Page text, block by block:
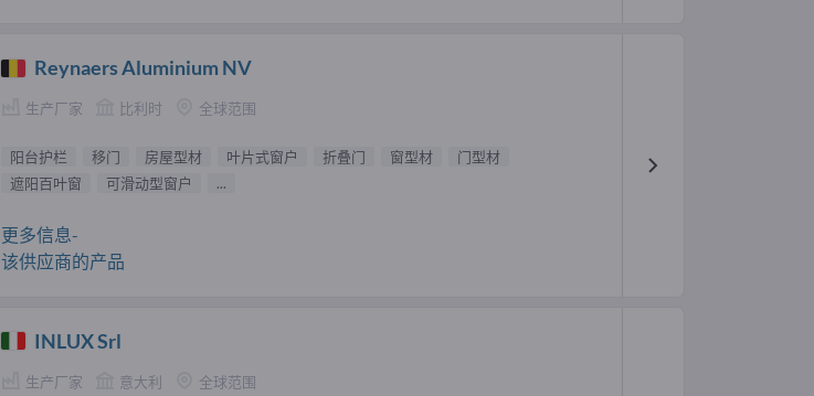
Reynaers Aluminium NV
生产厂家 比利时 全球范围
阳台护栏 移门 房屋型材 叶片式窗户 折叠门 窗型材
门型材
遮阳百叶窗
可滑动型窗户 ...
更多信息-
该供应商的产品
INLUX Srl
生产厂家 意大利 全球范围